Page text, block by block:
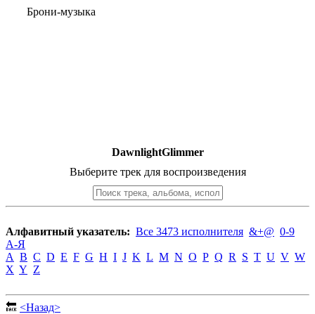
Брони-музыка
DawnlightGlimmer
Выберите трек для воспроизведения
Алфавитный указатель: Все 3473 исполнителя &+@ 0-9
А-Я
A B C D E F G H I J K L M N O P Q R S T U V W
X Y Z
🔙 <Назад>